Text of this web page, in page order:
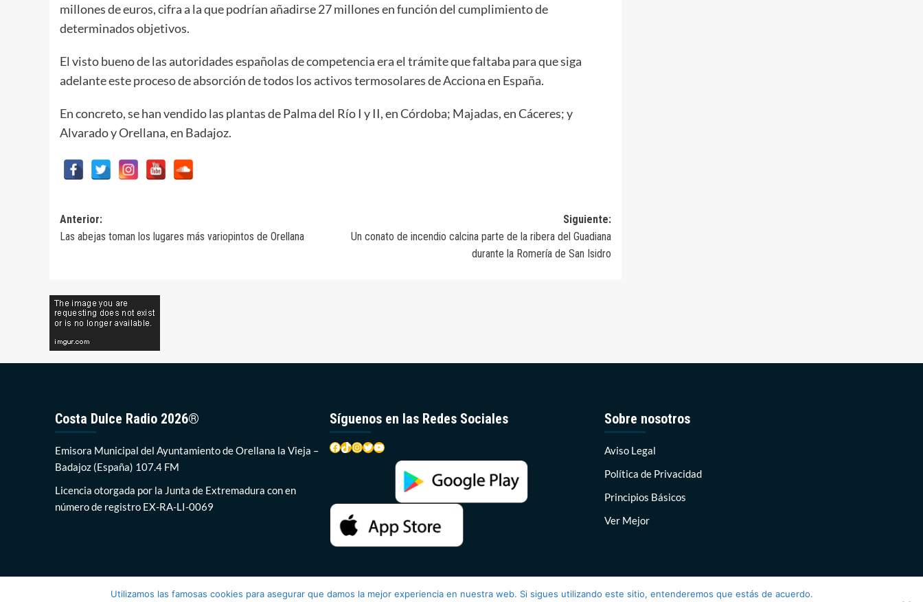
millones de euros, cifra a la que podrían añadirse 27 millones en función del cumplimiento de
determinados objetivos.
El visto bueno de las autoridades españolas de competencia era el trámite que faltaba para que siga
adelante este proceso de absorción de todos los activos termosolares de Acciona en España.
En concreto, se han vendido las plantas de Palma del Río I y II, en Córdoba; Majadas, en Cáceres; y
Alvarado y Orellana, en Badajoz.
Navegación
de
Anterior:
Las abejas toman los lugares más variopintos de Orellana
Siguiente:
Un conato de incendio calcina parte de la ribera del Guadiana
durante la Romería de San Isidro
Costa Dulce Radio 2026®
Emisora Municipal del Ayuntamiento de Orellana la Vieja –
Badajoz (España) 107.4 FM
Licencia otorgada por la Junta de Extremadura con en
número de registro EX-RA-LI-0069
Síguenos en las Redes Sociales
Facebook
TikTok
Instagram
Twitter
YouTube
Sobre nosotros
Aviso Legal
Política de Privacidad
Principios Básicos
Ver Mejor
Utilizamos las famosas cookies para asegurar que damos la mejor experiencia en nuestra web. Si sigues utilizando este sitio, entenderemos que estás de acuerdo.